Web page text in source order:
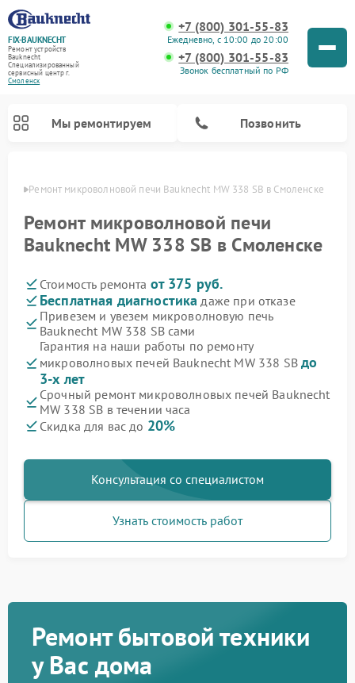
FIX-BAUKNECHT
Ремонт устройств
Bauknecht
Специализированный
cервисный центр г.
Смоленск
+7 (800) 301-55-83
Ежедневно, с 10:00 до 20:00
+7 (800) 301-55-83
Звонок бесплатный по РФ
Мы ремонтируем Позвонить
Ремонт микроволновой печи Bauknecht MW 338 SB в Смоленске
Ремонт микроволновой печи
Bauknecht MW 338 SB в Смоленске
Стоимость ремонта от 375 руб.
Бесплатная диагностика даже при отказе
Привезем и увезем микроволновую печь
Bauknecht MW 338 SB сами
Гарантия на наши работы по ремонту
микроволновых печей Bauknecht MW 338 SB до
3-х лет
Срочный ремонт микроволновых печей Bauknecht
MW 338 SB в течении часа
Скидка для вас до 20%
Консультация со специалистом
Узнать стоимость работ
Ремонт бытовой техники
у Вас дома